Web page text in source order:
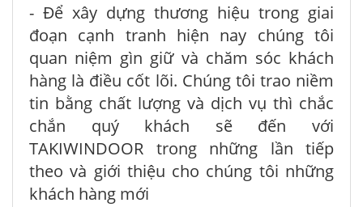
- Để xây dựng thương hiệu trong giai
đoạn cạnh tranh hiện nay chúng tôi
quan niệm gìn giữ và chăm sóc khách
hàng là điều cốt lõi. Chúng tôi trao niềm
tin bằng chất lượng và dịch vụ thì chắc
chắn quý khách sẽ đến với
TAKIWINDOOR trong những lần tiếp
theo và giới thiệu cho chúng tôi những
khách hàng mới